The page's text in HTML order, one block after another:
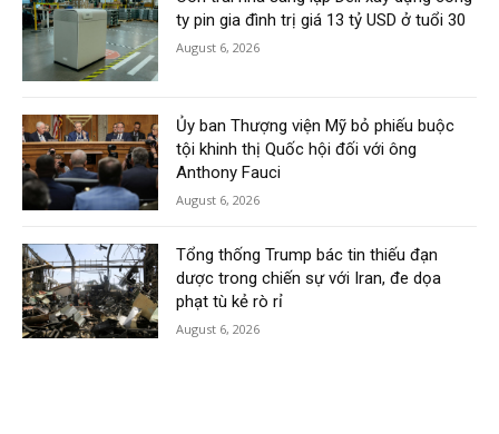
ty pin gia đình trị giá 13 tỷ USD ở tuổi 30
August 6, 2026
Ủy ban Thượng viện Mỹ bỏ phiếu buộc
tội khinh thị Quốc hội đối với ông
Anthony Fauci
August 6, 2026
Tổng thống Trump bác tin thiếu đạn
dược trong chiến sự với Iran, đe dọa
phạt tù kẻ rò rỉ
August 6, 2026